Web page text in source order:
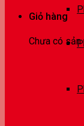
Giỏ hàng
Chưa có sản